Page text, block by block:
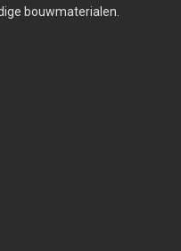
bouwmaterialen.